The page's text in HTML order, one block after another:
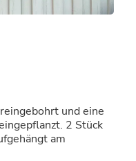
und eine
2 Stück
am